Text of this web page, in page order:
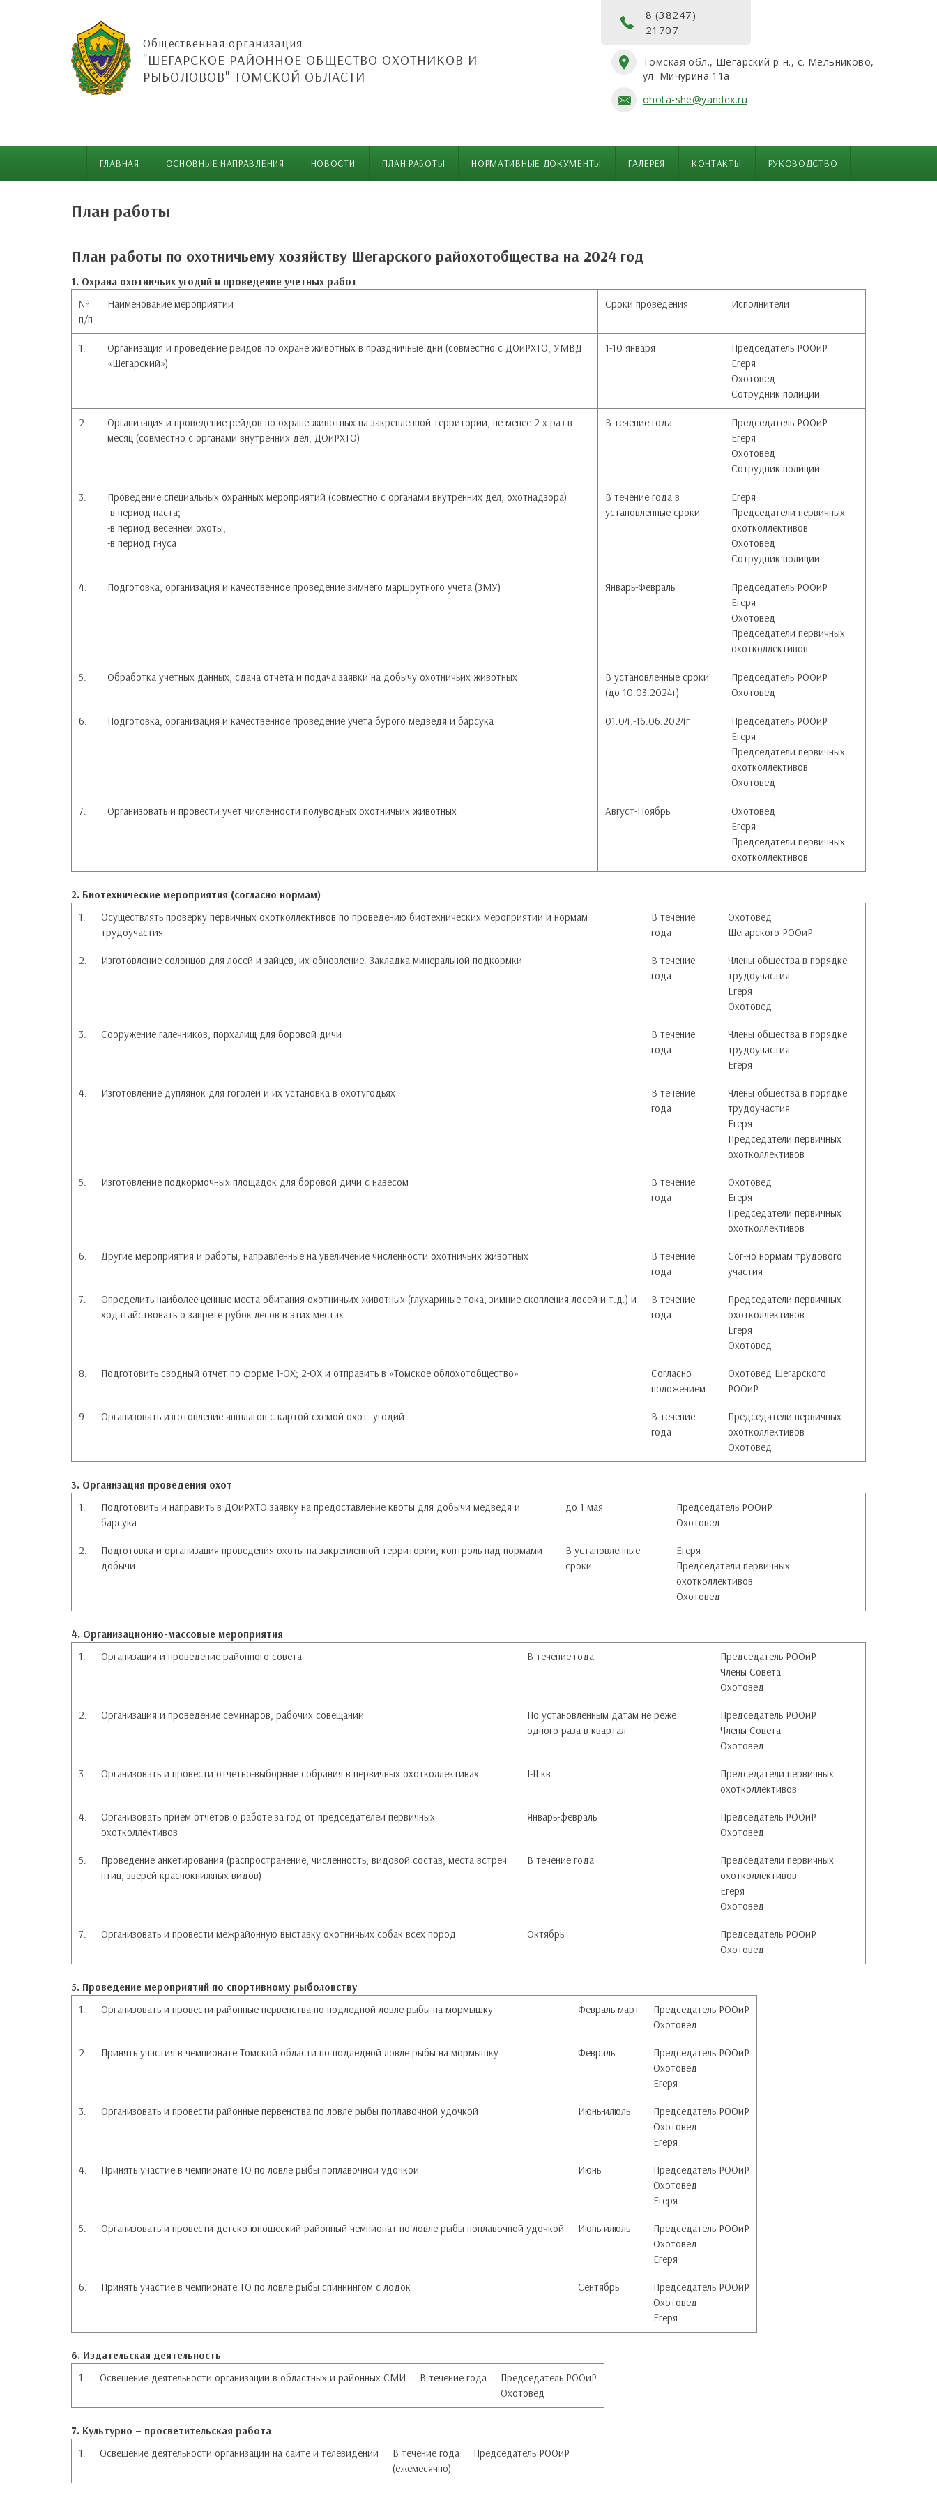
Общественная организация
"ШЕГАРСКОЕ РАЙОННОЕ ОБЩЕСТВО ОХОТНИКОВ И
РЫБОЛОВОВ" ТОМСКОЙ ОБЛАСТИ
8 (38247)
21707
Томская обл., Шегарский р-н., с. Мельниково,
ул. Мичурина 11а
ohota-she@yandex.ru
ГЛАВНАЯ ОСНОВНЫЕ НАПРАВЛЕНИЯ НОВОСТИ ПЛАН РАБОТЫ НОРМАТИВНЫЕ ДОКУМЕНТЫ ГАЛЕРЕЯ КОНТАКТЫ РУКОВОДСТВО
План работы
План работы по охотничьему хозяйству Шегарского райохотобщества на 2024 год
1. Охрана охотничьих угодий и проведение учетных работ
№
п/п
Наименование мероприятий Сроки проведения Исполнители
1.
Организация и проведение рейдов по охране животных в праздничные дни (совместно с ДОиРХТО; УМВД
«Шегарский»)
1-10 января
Председатель РООиР
Егеря
Охотовед
Сотрудник полиции
2.
Организация и проведение рейдов по охране животных на закрепленной территории, не менее 2-х раз в
месяц (совместно с органами внутренних дел, ДОиРХТО)
В течение года
Председатель РООиР
Егеря
Охотовед
Сотрудник полиции
3.
Проведение специальных охранных мероприятий (совместно с органами внутренних дел, охотнадзора)
-в период наста;
-в период весенней охоты;
-в период гнуса
В течение года в
установленные сроки
Егеря
Председатели первичных
охотколлективов
Охотовед
Сотрудник полиции
4. Подготовка, организация и качественное проведение зимнего маршрутного учета (ЗМУ) Январь-Февраль
Председатель РООиР
Егеря
Охотовед
Председатели первичных
охотколлективов
5. Обработка учетных данных, сдача отчета и подача заявки на добычу охотничьих животных
В установленные сроки
(до 10.03.2024г)
Председатель РООиР
Охотовед
6. Подготовка, организация и качественное проведение учета бурого медведя и барсука 01.04.-16.06.2024г
Председатель РООиР
Егеря
Председатели первичных
охотколлективов
Охотовед
7. Организовать и провести учет численности полуводных охотничьих животных Август-Ноябрь
Охотовед
Егеря
Председатели первичных
охотколлективов
2. Биотехнические мероприятия (согласно нормам)
1.
Осуществлять проверку первичных охотколлективов по проведению биотехнических мероприятий и нормам
трудоучастия
В течение
года
Охотовед
Шегарского РООиР
2. Изготовление солонцов для лосей и зайцев, их обновление. Закладка минеральной подкормки
В течение
года
Члены общества в порядке
трудоучастия
Егеря
Охотовед
3. Сооружение галечников, порхалищ для боровой дичи
В течение
года
Члены общества в порядке
трудоучастия
Егеря
4. Изготовление дуплянок для гоголей и их установка в охотугодьях
В течение
года
Члены общества в порядке
трудоучастия
Егеря
Председатели первичных
охотколлективов
5. Изготовление подкормочных площадок для боровой дичи с навесом
В течение
года
Охотовед
Егеря
Председатели первичных
охотколлективов
6. Другие мероприятия и работы, направленные на увеличение численности охотничьих животных
В течение
года
Сог-но нормам трудового
участия
7.
Определить наиболее ценные места обитания охотничьих животных (глухариные тока, зимние скопления лосей и т.д.) и
ходатайствовать о запрете рубок лесов в этих местах
В течение
года
Председатели первичных
охотколлективов
Егеря
Охотовед
8. Подготовить сводный отчет по форме 1-ОХ; 2-ОХ и отправить в «Томское облохотобщество»
Согласно
положением
Охотовед Шегарского
РООиР
9. Организовать изготовление аншлагов с картой-схемой охот. угодий
В течение
года
Председатели первичных
охотколлективов
Охотовед
3. Организация проведения охот
1.
Подготовить и направить в ДОиРХТО заявку на предоставление квоты для добычи медведя и
барсука
до 1 мая
Председатель РООиР
Охотовед
2.
Подготовка и организация проведения охоты на закрепленной территории, контроль над нормами
добычи
В установленные
сроки
Егеря
Председатели первичных
охотколлективов
Охотовед
4. Организационно-массовые мероприятия
1.
Организация и проведение районного совета В течение года
Председатель РООиР
Члены Совета
Охотовед
2. Организация и проведение семинаров, рабочих совещаний
По установленным датам не реже
одного раза в квартал
Председатель РООиР
Члены Совета
Охотовед
3. Организовать и провести отчетно-выборные собрания в первичных охотколлективах І-ІІ кв.
Председатели первичных
охотколлективов
4.
Организовать прием отчетов о работе за год от председателей первичных
охотколлективов
Январь-февраль
Председатель РООиР
Охотовед
5.
Проведение анкетирования (распространение, численность, видовой состав, места встреч
птиц, зверей краснокнижных видов)
В течение года
Председатели первичных
охотколлективов
Егеря
Охотовед
7. Организовать и провести межрайонную выставку охотничьих собак всех пород Октябрь
Председатель РООиР
Охотовед
5. Проведение мероприятий по спортивному рыболовству
1.
Организовать и провести районные первенства по подледной ловле рыбы на мормышку Февраль-март
Председатель РООиР
Охотовед
2. Принять участия в чемпионате Томской области по подледной ловле рыбы на мормышку Февраль
Председатель РООиР
Охотовед
Егеря
3. Организовать и провести районные первенства по ловле рыбы поплавочной удочкой Июнь-илюль
Председатель РООиР
Охотовед
Егеря
4. Принять участие в чемпионате ТО по ловле рыбы поплавочной удочкой Июнь
Председатель РООиР
Охотовед
Егеря
5. Организовать и провести детско-юношеский районный чемпионат по ловле рыбы поплавочной удочкой Июнь-илюль
Председатель РООиР
Охотовед
Егеря
6. Принять участие в чемпионате ТО по ловле рыбы спиннингом с лодок Сентябрь
Председатель РООиР
Охотовед
Егеря
6. Издательская деятельность
1.
Освещение деятельности организации в областных и районных СМИ В течение года
Председатель РООиР
Охотовед
7. Культурно – просветительская работа
1.
Освещение деятельности организации на сайте и телевидении
В течение года
(ежемесячно)
Председатель РООиР